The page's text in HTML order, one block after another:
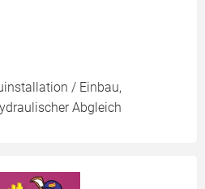
/ Einbau,
Abgleich